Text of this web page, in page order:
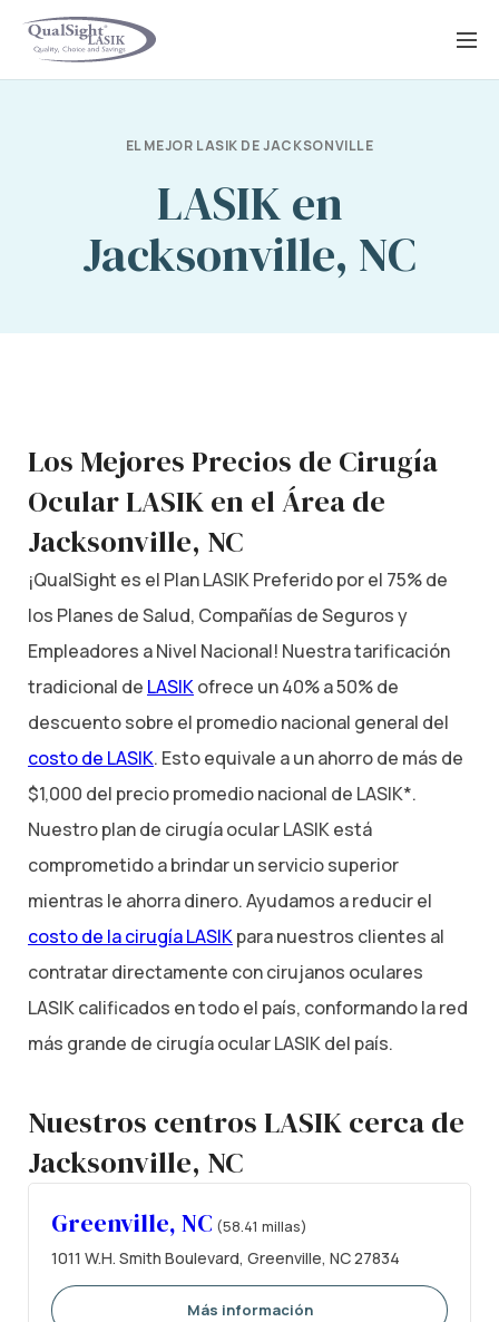
Saltar
EL MEJOR LASIK DE JACKSONVILLE
LASIK en
Jacksonville, NC
Los Mejores Precios de Cirugía
Ocular LASIK en el Área de
Jacksonville, NC
¡QualSight es el Plan LASIK Preferido por el 75% de
los Planes de Salud, Compañías de Seguros y
Empleadores a Nivel Nacional! Nuestra tarificación
tradicional de LASIKofrece un 40% a 50% de
descuento sobre el promedio nacional general del
costo de LASIK. Esto equivale a un ahorro de más de
$1,000 del precio promedio nacional de LASIK*.
Nuestro plan de cirugía ocular LASIK está
comprometido a brindar un servicio superior
mientras le ahorra dinero. Ayudamos a reducir el
costo de la cirugía LASIKpara nuestros clientes al
contratar directamente con cirujanos oculares
LASIK calificados en todo el país, conformando la red
más grande de cirugía ocular LASIK del país.
Nuestros centros LASIK cerca de
Jacksonville, NC
Greenville, NC (58.41 millas)
1011 W.H. Smith Boulevard, Greenville, NC 27834
Más información